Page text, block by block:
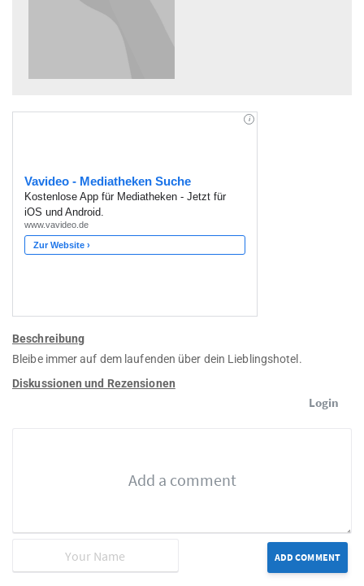
Beschreibung
Bleibe immer auf dem laufenden über dein Lieblingshotel.
Diskussionen und Rezensionen
Login
ADD COMMENT